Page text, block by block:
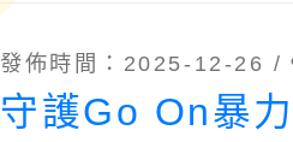
發佈時間：2025-12-26 /
守護Go On暴